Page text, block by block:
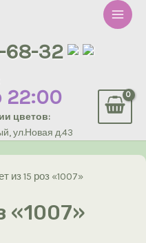
Main
68-32
22:00
цветов:
ул.Новая д.43
из 15 роз «1007»
«1007»